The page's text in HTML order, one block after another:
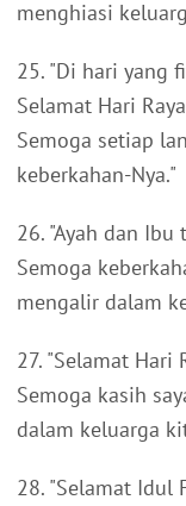
menghiasi
25. "Di hari yang
Selamat Hari
Semoga setiap
keberkahan-Nya."
26. "Ayah dan
Semoga
mengalir dalam
27. "Selamat Hari
Semoga kasih
dalam keluarga
28. "Selamat Idul